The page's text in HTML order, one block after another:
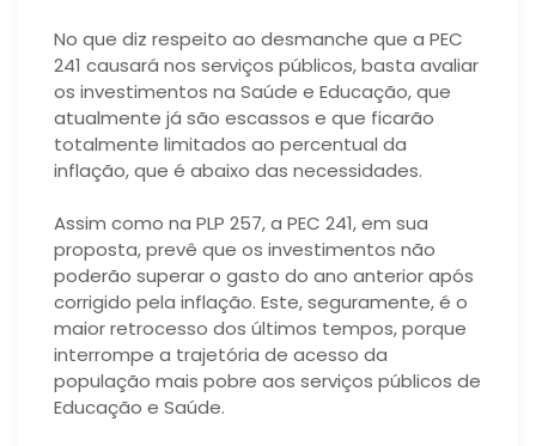
No que diz respeito ao desmanche que a PEC
241 causará nos serviços públicos, basta avaliar
os investimentos na Saúde e Educação, que
atualmente já são escassos e que ficarão
totalmente limitados ao percentual da
inflação, que é abaixo das necessidades.
Assim como na PLP 257, a PEC 241, em sua
proposta, prevê que os investimentos não
poderão superar o gasto do ano anterior após
corrigido pela inflação. Este, seguramente, é o
maior retrocesso dos últimos tempos, porque
interrompe a trajetória de acesso da
população mais pobre aos serviços públicos de
Educação e Saúde.